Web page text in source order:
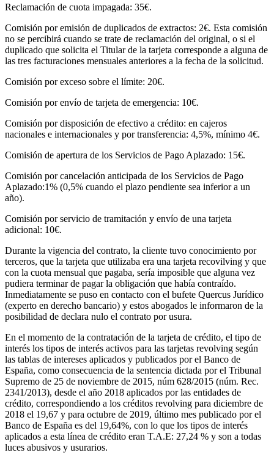
Reclamación de cuota impagada: 35€.
Comisión por emisión de duplicados de extractos: 2€. Esta comisión
no se percibirá cuando se trate de reclamación del original, o si el
duplicado que solicita el Titular de la tarjeta corresponde a alguna de
las tres facturaciones mensuales anteriores a la fecha de la solicitud.
Comisión por exceso sobre el límite: 20€.
Comisión por envío de tarjeta de emergencia: 10€.
Comisión por disposición de efectivo a crédito: en cajeros
nacionales e internacionales y por transferencia: 4,5%, mínimo 4€.
Comisión de apertura de los Servicios de Pago Aplazado: 15€.
Comisión por cancelación anticipada de los Servicios de Pago
Aplazado:1% (0,5% cuando el plazo pendiente sea inferior a un
año).
Comisión por servicio de tramitación y envío de una tarjeta
adicional: 10€.
Durante la vigencia del contrato, la cliente tuvo conocimiento por
terceros, que la tarjeta que utilizaba era una tarjeta recovilving y que
con la cuota mensual que pagaba, sería imposible que alguna vez
pudiera terminar de pagar la obligación que había contraído.
Inmediatamente se puso en contacto con el bufete Quercus Jurídico
(experto en derecho bancario) y estos abogados le informaron de la
posibilidad de declara nulo el contrato por usura.
En el momento de la contratación de la tarjeta de crédito, el tipo de
interés los tipos de interés activos para las tarjetas revolving según
las tablas de intereses aplicados y publicados por el Banco de
España, como consecuencia de la sentencia dictada por el Tribunal
Supremo de 25 de noviembre de 2015, núm 628/2015 (núm. Rec.
2341/2013), desde el año 2018 aplicados por las entidades de
crédito, correspondiendo a los créditos revolving para diciembre de
2018 el 19,67 y para octubre de 2019, último mes publicado por el
Banco de España es del 19,64%, con lo que los tipos de interés
aplicados a esta línea de crédito eran T.A.E: 27,24 % y son a todas
luces abusivos y usurarios.